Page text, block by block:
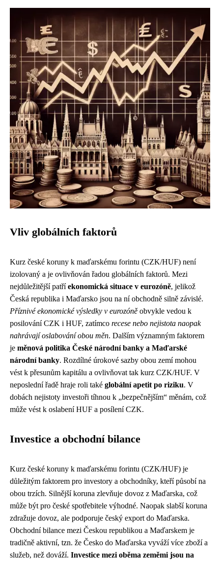
Vliv globálních faktorů
Kurz české koruny k maďarskému forintu (CZK/HUF) není
izolovaný a je ovlivňován řadou globálních faktorů. Mezi
nejdůležitější patříekonomická situace v eurozóně, jelikož
Česká republika i Maďarsko jsou na ní obchodně silně závislé.
Příznivé ekonomické výsledky v eurozóně obvykle vedou k
posilování CZK i HUF, zatímco recese nebo nejistota naopak
nahrávají oslabování obou měn. Dalším významným faktorem
je měnová politika České národní banky a Maďarské
národní banky. Rozdílné úrokové sazby obou zemí mohou
vést k přesunům kapitálu a ovlivňovat tak kurz CZK/HUF. V
neposlední řadě hraje roli také globální apetit po riziku. V
dobách nejistoty investoři tíhnou k „bezpečnějším“ měnám, což
může vést k oslabení HUF a posílení CZK.
Investice a obchodní bilance
Kurz české koruny k maďarskému forintu (CZK/HUF) je
důležitým faktorem pro investory a obchodníky, kteří působí na
obou trzích. Silnější koruna zlevňuje dovoz z Maďarska, což
může být pro české spotřebitele výhodné. Naopak slabší koruna
zdražuje dovoz, ale podporuje český export do Maďarska.
Obchodní bilance mezi Českou republikou a Maďarskem je
tradičně aktivní, tzn. že Česko do Maďarska vyváží více zboží a
služeb, než dováží. Investice mezi oběma zeměmi jsou na